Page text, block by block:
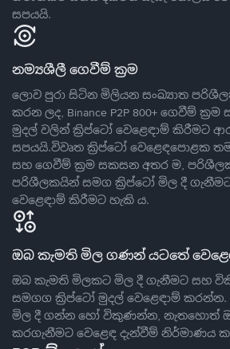
සපයයි.
නම්‍යශීලී ගෙවීම් ක්‍රම
ලොව පුරා සිටින මිලියන සංඛ්‍යාත
කරන ලද, Binance P2P 800+ ගෙවීම් ක්‍රම
මුදල් වලින් ක්‍රිප්ටෝ වෙළෙඳාම් කිරීමට
සපයයි.විවෘත ක්‍රිප්ටෝ වෙළෙඳපොළක
සහ ගෙවීම් ක්‍රම සකසන අතර ම,
පරිශීලකයින් සමග ක්‍රිප්ටෝ මිල දී
වෙළෙඳාම් කිරීමට හැකි ය.
ඔබ කැමති මිල ගණන් යටතේ
ඔබ කැමති මිලකට මිල දී ගැනීමට සහ
සමගග ක්‍රිප්ටෝ මුදල් වෙළෙඳාම්
මිල දී ගන්න හෝ විකුණන්න, නැතහොත්
කරගැනීමට වෙළෙඳ දැන්වීම් නිර්මාණය